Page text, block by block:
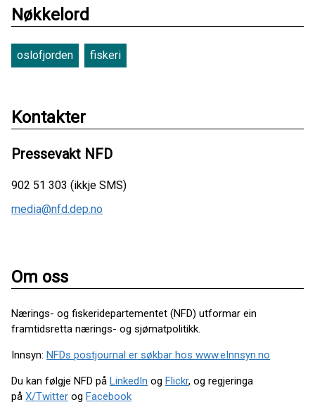
Nøkkelord
oslofjorden fiskeri
Kontakter
Pressevakt NFD
902 51 303 (ikkje SMS)
media@nfd.dep.no
Om oss
Nærings- og fiskeridepartementet (NFD) utformar ein
framtidsretta nærings- og sjømatpolitikk.
Innsyn: NFDs postjournal er søkbar hos www.eInnsyn.no
Du kan følgje NFD på LinkedIn og Flickr, og regjeringa
på X/Twitter og Facebook